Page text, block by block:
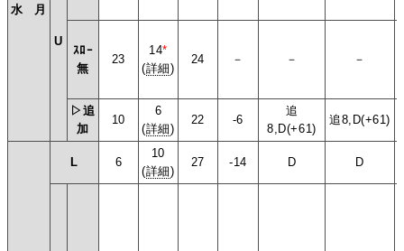
水月
U
ｽﾛｰ
無
23
14*
(詳細)
24 － － －
▷追
加
10
6
(詳細)
22 -6
追
8,D(+61)
追8,D(+61)
L 6
10
(詳細)
27 -14 D D